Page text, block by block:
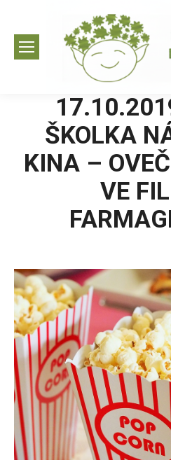
ŠKOLKA
KINA –
VE